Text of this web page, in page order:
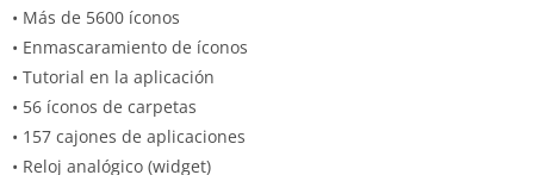
• Más de 5600 íconos
• Enmascaramiento de íconos
• Tutorial en la aplicación
• 56 íconos de carpetas
• 157 cajones de aplicaciones
• Reloj analógico (widget)